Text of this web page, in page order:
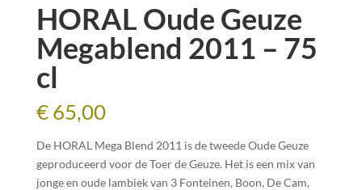
HORAL Oude Geuze
Megablend 2011 – 75
cl
€65,00
De HORAL Mega Blend 2011 is de tweede Oude Geuze
geproduceerd voor de Toer de Geuze. Het is een mix van
jonge en oude lambiek van 3 Fonteinen, Boon, De Cam,